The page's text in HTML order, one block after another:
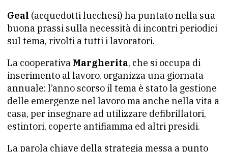
Geal (acquedotti lucchesi) ha puntato nella sua
buona prassi sulla necessità di incontri periodici
sul tema, rivolti a tutti i lavoratori.
La cooperativa Margherita, che si occupa di
inserimento al lavoro, organizza una giornata
annuale: l’anno scorso il tema è stato la gestione
delle emergenze nel lavoro ma anche nella vita a
casa, per insegnare ad utilizzare defibrillatori,
estintori, coperte antifiamma ed altri presidi.
La parola chiave della strategia messa a punto